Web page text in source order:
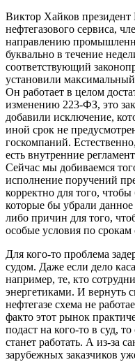
Виктор Хайков
нефтегазового сервиса,
направлению
буквально в течение
соответствующий
установили
Он работает в целом
изменению 223-ФЗ, это
добавили исключение,
иной срок не
госкомпаний.
есть внутренние
Сейчас мы добиваемся
исполнение поручений
корректно для того,
которые бы убрали
либо причин для того,
особые условия по срокам
Для кого-то проблема
судом. Даже если дело
например, те, кто
энергетиками. И вернуть
нефтегазе схема не
факто этот рынок
подаст на кого-то в суд,
станет работать. А из-за
зарубежных заказчиков